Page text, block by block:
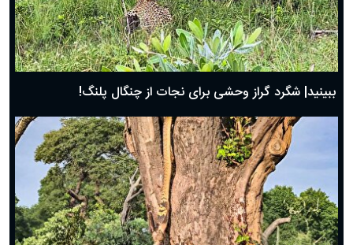
ببینید| شگرد گراز وحشی برای نجات از چنگال پلنگ!